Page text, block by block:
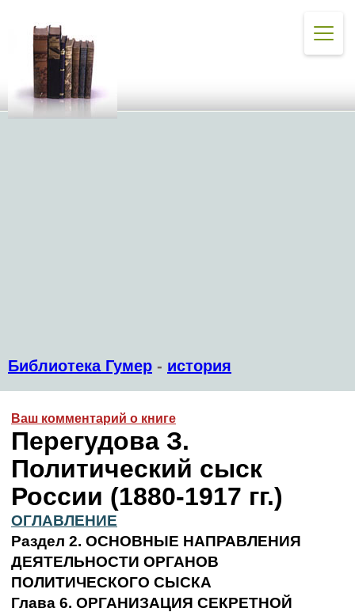
Библиотека Гумер - история
Ваш комментарий о книге
Перегудова З.
Политический сыск
России (1880-1917 гг.)
ОГЛАВЛЕНИЕ
Раздел 2. ОСНОВНЫЕ НАПРАВЛЕНИЯ
ДЕЯТЕЛЬНОСТИ ОРГАНОВ
ПОЛИТИЧЕСКОГО СЫСКА
Глава 6. ОРГАНИЗАЦИЯ СЕКРЕТНОЙ